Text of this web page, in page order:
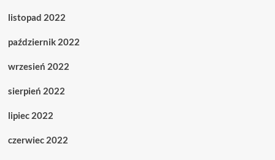
listopad 2022
październik 2022
wrzesień 2022
sierpień 2022
lipiec 2022
czerwiec 2022